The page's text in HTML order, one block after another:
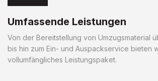
Umfassende Leistungen
Von der Bereitstellung von Umzugsmaterial
bis hin zum Ein- und Auspackservice bieten
vollumfängliches Leistungspaket.